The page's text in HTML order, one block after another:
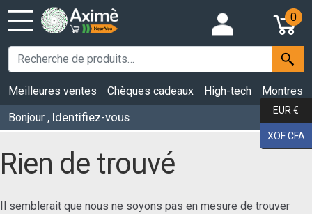
0
Meilleures ventes Chèques cadeaux High-tech
Montres
Bonjour , Identifiez-vous
Rien de trouvé
Il semblerait que nous ne soyons pas en mesure de trouver
EUR €
XOF CFA